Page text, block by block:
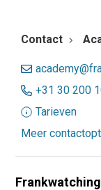
Contact
+31 30 200
Tarieven
Meer
Frankwatching